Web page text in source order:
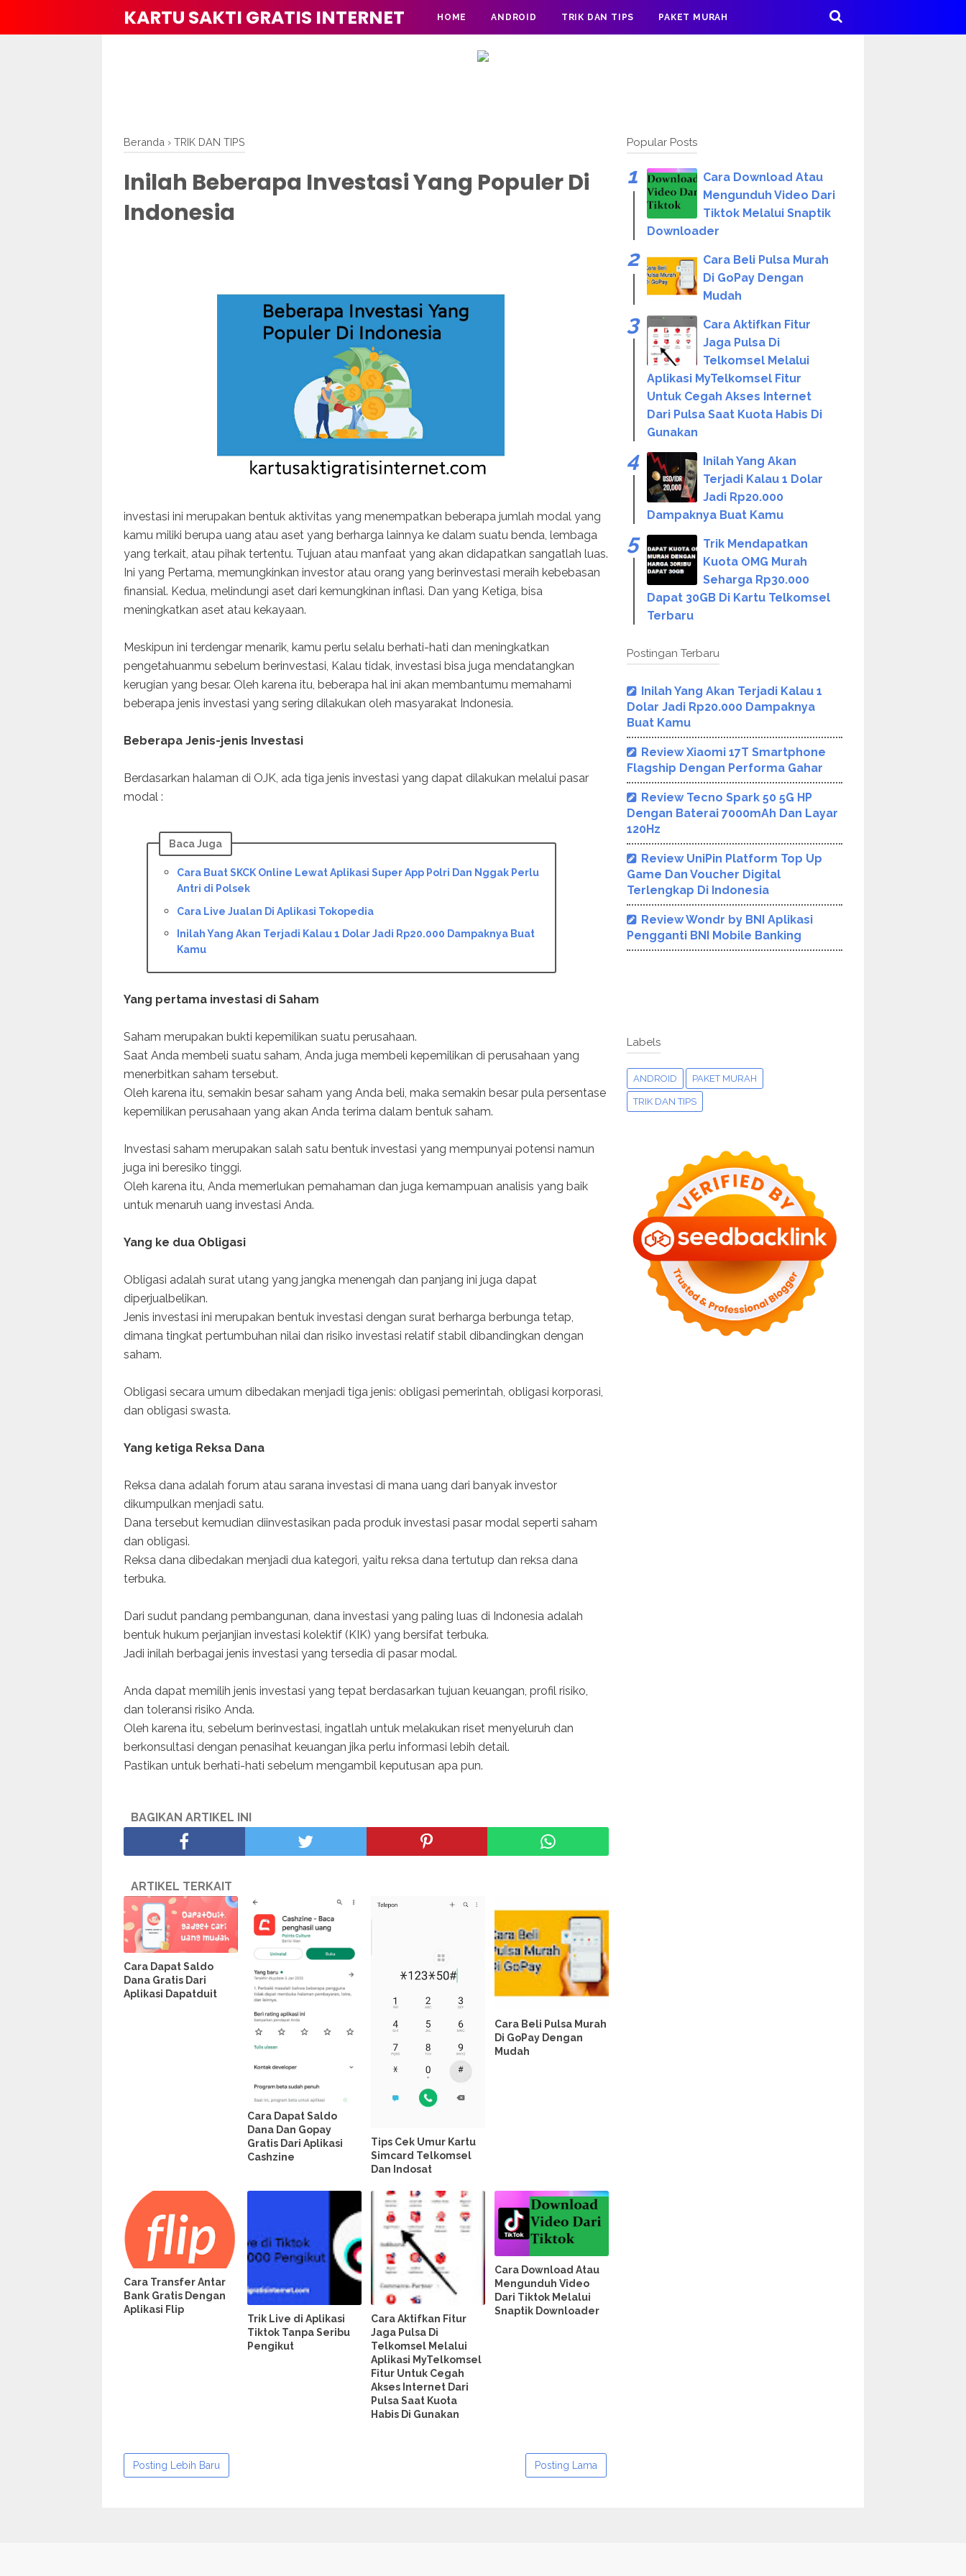
KARTU SAKTI GRATIS INTERNET HOME ANDROID TRIK DAN TIPS PAKET MURAH
Beranda › TRIK DAN TIPS
Inilah Beberapa Investasi Yang Populer Di
Indonesia
investasi ini merupakan bentuk aktivitas yang menempatkan beberapa jumlah modal yang
kamu miliki berupa uang atau aset yang berharga lainnya ke dalam suatu benda, lembaga
yang terkait, atau pihak tertentu. Tujuan atau manfaat yang akan didapatkan sangatlah luas.
Ini yang Pertama, memungkinkan investor atau orang yang berinvestasi meraih kebebasan
finansial. Kedua, melindungi aset dari kemungkinan inflasi. Dan yang Ketiga, bisa
meningkatkan aset atau kekayaan.
Meskipun ini terdengar menarik, kamu perlu selalu berhati-hati dan meningkatkan
pengetahuanmu sebelum berinvestasi, Kalau tidak, investasi bisa juga mendatangkan
kerugian yang besar. Oleh karena itu, beberapa hal ini akan membantumu memahami
beberapa jenis investasi yang sering dilakukan oleh masyarakat Indonesia.
Beberapa Jenis-jenis Investasi
Berdasarkan halaman di OJK, ada tiga jenis investasi yang dapat dilakukan melalui pasar
modal :
Baca Juga
Cara Buat SKCK Online Lewat Aplikasi Super App Polri Dan Nggak Perlu
Antri di Polsek
Cara Live Jualan Di Aplikasi Tokopedia
Inilah Yang Akan Terjadi Kalau 1 Dolar Jadi Rp20.000 Dampaknya Buat
Kamu
Yang pertama investasi di Saham
Saham merupakan bukti kepemilikan suatu perusahaan.
Saat Anda membeli suatu saham, Anda juga membeli kepemilikan di perusahaan yang
menerbitkan saham tersebut.
Oleh karena itu, semakin besar saham yang Anda beli, maka semakin besar pula persentase
kepemilikan perusahaan yang akan Anda terima dalam bentuk saham.
Investasi saham merupakan salah satu bentuk investasi yang mempunyai potensi namun
juga ini beresiko tinggi.
Oleh karena itu, Anda memerlukan pemahaman dan juga kemampuan analisis yang baik
untuk menaruh uang investasi Anda.
Yang ke dua Obligasi
Obligasi adalah surat utang yang jangka menengah dan panjang ini juga dapat
diperjualbelikan.
Jenis investasi ini merupakan bentuk investasi dengan surat berharga berbunga tetap,
dimana tingkat pertumbuhan nilai dan risiko investasi relatif stabil dibandingkan dengan
saham.
Obligasi secara umum dibedakan menjadi tiga jenis: obligasi pemerintah, obligasi korporasi,
dan obligasi swasta.
Yang ketiga Reksa Dana
Reksa dana adalah forum atau sarana investasi di mana uang dari banyak investor
dikumpulkan menjadi satu.
Dana tersebut kemudian diinvestasikan pada produk investasi pasar modal seperti saham
dan obligasi.
Reksa dana dibedakan menjadi dua kategori, yaitu reksa dana tertutup dan reksa dana
terbuka.
Dari sudut pandang pembangunan, dana investasi yang paling luas di Indonesia adalah
bentuk hukum perjanjian investasi kolektif (KIK) yang bersifat terbuka.
Jadi inilah berbagai jenis investasi yang tersedia di pasar modal.
Anda dapat memilih jenis investasi yang tepat berdasarkan tujuan keuangan, profil risiko,
dan toleransi risiko Anda.
Oleh karena itu, sebelum berinvestasi, ingatlah untuk melakukan riset menyeluruh dan
berkonsultasi dengan penasihat keuangan jika perlu informasi lebih detail.
Pastikan untuk berhati-hati sebelum mengambil keputusan apa pun.
BAGIKAN ARTIKEL INI
ARTIKEL TERKAIT
Cara Dapat Saldo
Dana Gratis Dari
Aplikasi Dapatduit
Cara Dapat Saldo
Dana Dan Gopay
Gratis Dari Aplikasi
Cashzine
Tips Cek Umur Kartu
Simcard Telkomsel
Dan Indosat
Cara Beli Pulsa Murah
Di GoPay Dengan
Mudah
Cara Transfer Antar
Bank Gratis Dengan
Aplikasi Flip
Trik Live di Aplikasi
Tiktok Tanpa Seribu
Pengikut
Cara Aktifkan Fitur
Jaga Pulsa Di
Telkomsel Melalui
Aplikasi MyTelkomsel
Fitur Untuk Cegah
Akses Internet Dari
Pulsa Saat Kuota
Habis Di Gunakan
Cara Download Atau
Mengunduh Video
Dari Tiktok Melalui
Snaptik Downloader
Posting Lebih Baru Posting Lama
Popular Posts
Cara Download Atau
Mengunduh Video Dari
Tiktok Melalui Snaptik
Downloader
Cara Beli Pulsa Murah
Di GoPay Dengan
Mudah
Cara Aktifkan Fitur
Jaga Pulsa Di
Telkomsel Melalui
Aplikasi MyTelkomsel Fitur
Untuk Cegah Akses Internet
Dari Pulsa Saat Kuota Habis Di
Gunakan
Inilah Yang Akan
Terjadi Kalau 1 Dolar
Jadi Rp20.000
Dampaknya Buat Kamu
Trik Mendapatkan
Kuota OMG Murah
Seharga Rp30.000
Dapat 30GB Di Kartu Telkomsel
Terbaru
Postingan Terbaru
Inilah Yang Akan Terjadi Kalau 1
Dolar Jadi Rp20.000 Dampaknya
Buat Kamu
Review Xiaomi 17T Smartphone
Flagship Dengan Performa Gahar
Review Tecno Spark 50 5G HP
Dengan Baterai 7000mAh Dan Layar
120Hz
Review UniPin Platform Top Up
Game Dan Voucher Digital
Terlengkap Di Indonesia
Review Wondr by BNI Aplikasi
Pengganti BNI Mobile Banking
Labels
ANDROID PAKET MURAH
TRIK DAN TIPS